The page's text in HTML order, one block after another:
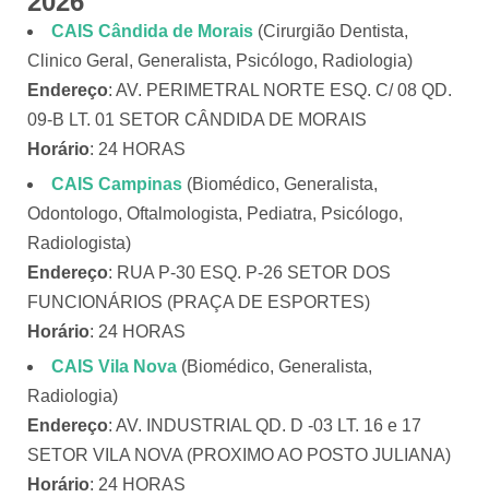
CAIS Cândida de Morais (Cirurgião Dentista,
Clinico Geral, Generalista, Psicólogo, Radiologia)
Endereço: AV. PERIMETRAL NORTE ESQ. C/ 08 QD.
09-B LT. 01 SETOR CÂNDIDA DE MORAIS
Horário: 24 HORAS
CAIS Campinas (Biomédico, Generalista,
Odontologo, Oftalmologista, Pediatra, Psicólogo,
Radiologista)
Endereço: RUA P-30 ESQ. P-26 SETOR DOS
FUNCIONÁRIOS (PRAÇA DE ESPORTES)
Horário: 24 HORAS
CAIS Vila Nova (Biomédico, Generalista,
Radiologia)
Endereço: AV. INDUSTRIAL QD. D -03 LT. 16 e 17
SETOR VILA NOVA (PROXIMO AO POSTO JULIANA)
Horário: 24 HORAS